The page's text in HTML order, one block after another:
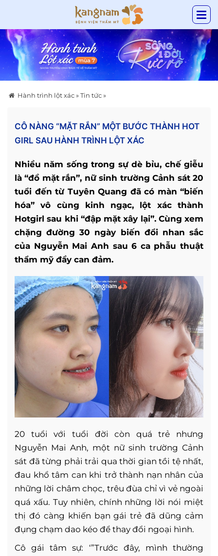
Hành trình lột xác»Tin tức»
CÔ NÀNG “MẶT RẮN” MỘT BƯỚC THÀNH HOT
GIRL SAU HÀNH TRÌNH LỘT XÁC
Nhiều năm sống trong sự dè bỉu, chế giễu
là “đồ mặt rắn”, nữ sinh trường Cảnh sát 20
tuổi đến từ Tuyên Quang đã có màn “biến
hóa” vô cùng kinh ngạc, lột xác thành
Hotgirl sau khi “đập mặt xây lại”. Cùng xem
chặng đường 30 ngày biến đổi nhan sắc
của Nguyễn Mai Anh sau 6 ca phẫu thuật
thẩm mỹ đầy can đảm.
20 tuổi với tuổi đời còn quá trẻ nhưng
Nguyễn Mai Anh, một nữ sinh trường Cảnh
sát đã từng phải trải qua thời gian tồi tệ nhất,
đau khổ tâm can khi trở thành nạn nhân của
những lời châm chọc, trêu đùa chỉ vì vẻ ngoài
quá xấu. Tuy nhiên, chính những lời nói miệt
thị đó càng khiến bạn gái trẻ đã dũng cảm
đụng chạm dao kéo để thay đổi ngoại hình.
Cô gái tâm sự: ‘”Trước đây, mình thường